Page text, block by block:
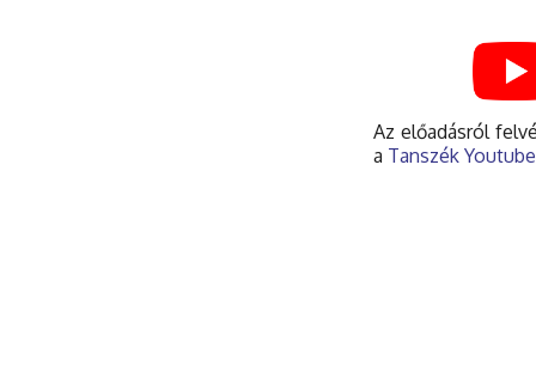
Az előadásról
a Tanszék